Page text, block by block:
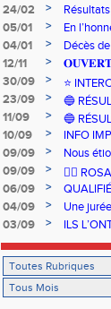
24/02
>
05/01
>
En
04/01
>
Décès
12/11
>
30/09
>
⭐️
23/09
>
🔵
11/09
>
🔵
10/09
>
INFO
09/09
>
Nous
09/09
>
🏃‍♀️
06/09
>
04/09
>
Une
03/09
> ILS